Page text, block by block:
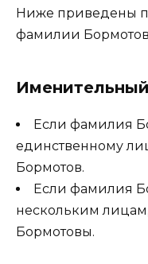
Ниже приведены
фамилии
Если фамилия
единственному
Бормотов.
Если фамилия
нескольким лицам,
Бормотовы.